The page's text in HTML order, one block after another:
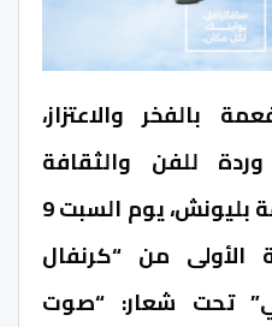
بالفخر والاعتزاز،
للفن والثقافة
ببليونش، احتضنت جماعة بليونش، يوم السبت 9
الأولى من “كرنفال
تحت شعار: “صوت